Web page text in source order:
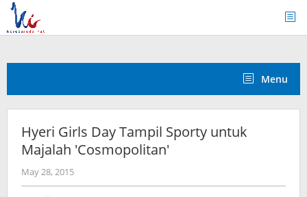
Skip
content
Menu
Hyeri Girls Day Tampil Sporty untuk
Majalah 'Cosmopolitan'
May 28, 2015by
Koreanindo